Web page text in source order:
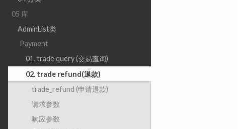
05 库
AdminList类
Payment
01. trade query (交易查询)
02. trade refund(退款)
trade_refund (申请退款)
请求参数
响应参数